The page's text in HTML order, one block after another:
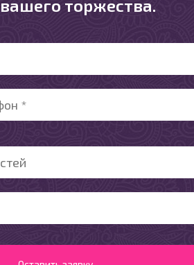
торжества.